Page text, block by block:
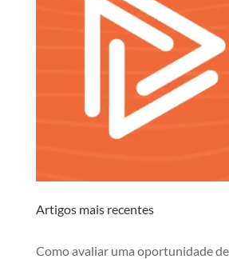
Artigos mais recentes
Como avaliar uma oportunidade